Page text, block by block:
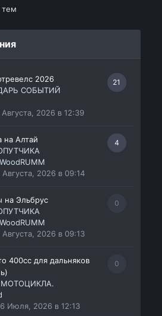
тем
21
2026
СОБЫТИЙ
Августа, 2026 в 12:39
4
на Алтай
Августа, 2026 в 09:14
0
на Эльбрус
Августа, 2026 в 09:13
0
400сс для дальняков
Июля, 2026 в 12:13